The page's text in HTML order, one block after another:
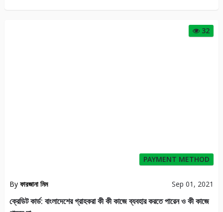
32
PAYMENT METHOD
By ফারজানা মিম Sep 01, 2021
ক্রেডিট কার্ড: বাংলাদেশের গ্রাহকরা কী কী কাজে ব্যবহার করতে পারেন ও কী কাজে